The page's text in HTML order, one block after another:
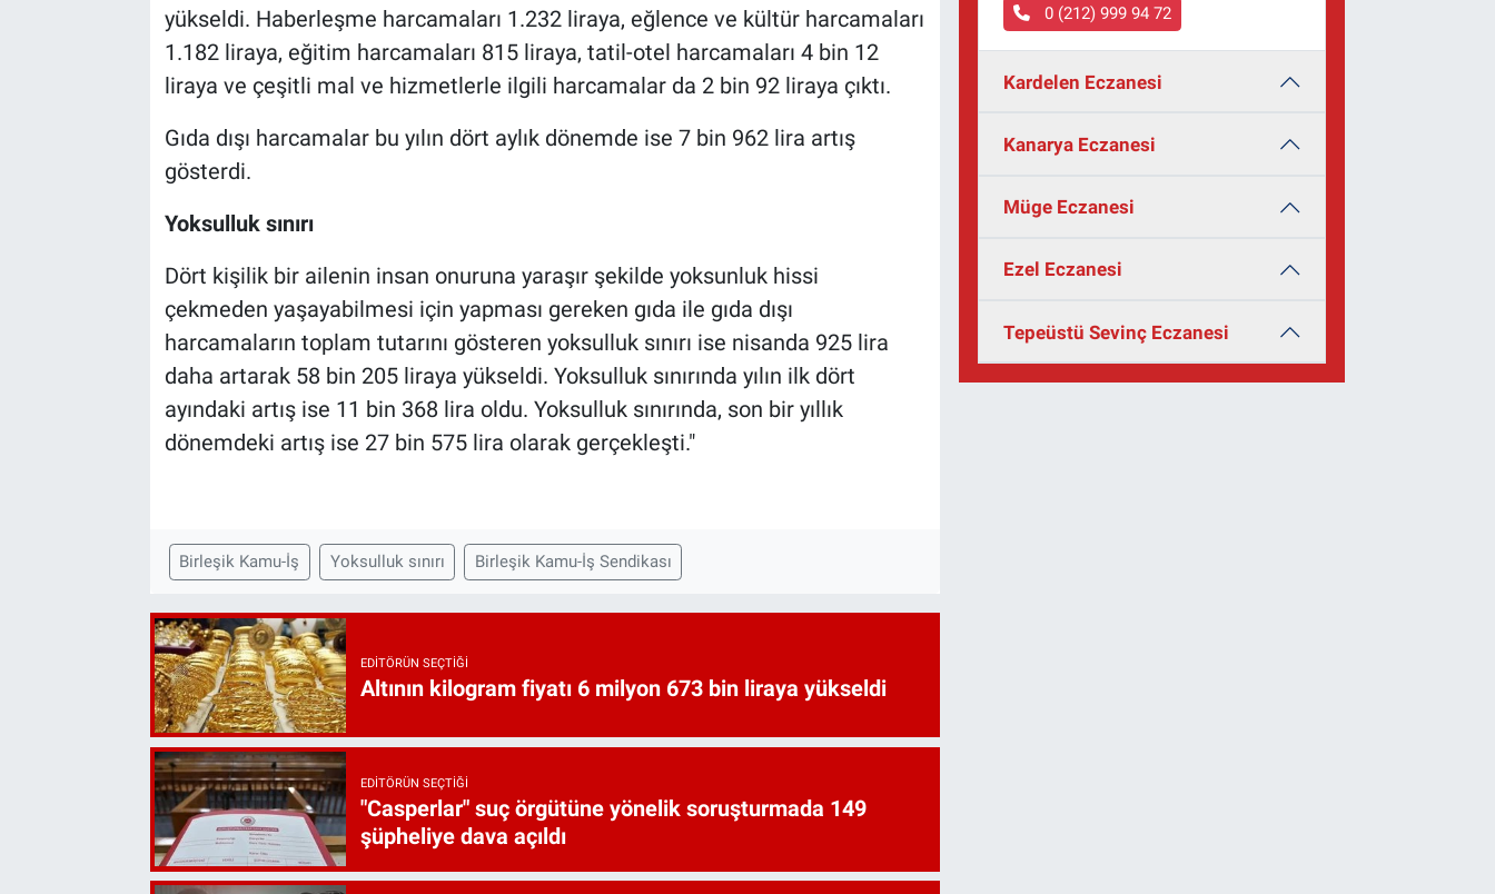
yükseldi. Haberleşme harcamaları 1.232 liraya, eğlence ve kültür harcamaları
1.182 liraya, eğitim harcamaları 815 liraya, tatil-otel harcamaları 4 bin 12
liraya ve çeşitli mal ve hizmetlerle ilgili harcamalar da 2 bin 92 liraya çıktı.
Gıda dışı harcamalar bu yılın dört aylık dönemde ise 7 bin 962 lira artış
gösterdi.
Yoksulluk sınırı
Dört kişilik bir ailenin insan onuruna yaraşır şekilde yoksunluk hissi
çekmeden yaşayabilmesi için yapması gereken gıda ile gıda dışı
harcamaların toplam tutarını gösteren yoksulluk sınırı ise nisanda 925 lira
daha artarak 58 bin 205 liraya yükseldi. Yoksulluk sınırında yılın ilk dört
ayındaki artış ise 11 bin 368 lira oldu. Yoksulluk sınırında, son bir yıllık
dönemdeki artış ise 27 bin 575 lira olarak gerçekleşti."
Birleşik Kamu-İş Yoksulluk sınırı Birleşik Kamu-İş Sendikası
EDITÖRÜN SEÇTIĞI
Altının kilogram fiyatı 6 milyon 673 bin liraya yükseldi
EDITÖRÜN SEÇTIĞI
"Casperlar" suç örgütüne yönelik soruşturmada 149
şüpheliye dava açıldı
0 (212) 999 94 72
Kardelen Eczanesi
Kanarya Eczanesi
Müge Eczanesi
Ezel Eczanesi
Tepeüstü Sevinç Eczanesi